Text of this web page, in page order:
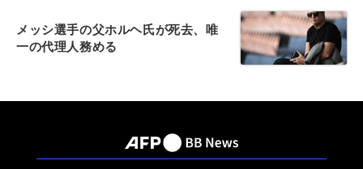
メッシ選手の父ホルヘ氏が死去、唯
一の代理人務める